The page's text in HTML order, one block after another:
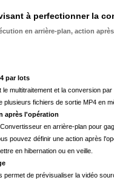
à perfectionner la
en arrière-plan, action
par lots
multitraitement et la conversion
plusieurs fichiers de sortie MP4 en
après l'opération
en arrière-plan pour
pouvez définir une action après
en hibernation ou en veille.
permet de prévisualiser la vidéo